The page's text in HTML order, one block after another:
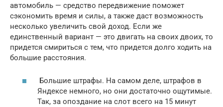
автомобиль — средство передвижение поможет
сэкономить время и силы, а также даст возможность
несколько увеличить свой доход. Если же
единственный вариант — это двигать на своих двоих, то
придется смириться с тем, что придется долго ходить на
большие расстояния.
Большие штрафы. На самом деле, штрафов в
Яндексе немного, но они достаточно ощутимые.
Так, за опоздание на слот всего на 15 минут